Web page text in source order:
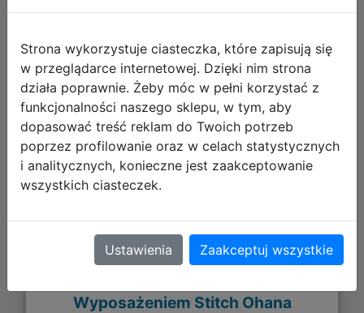
DO KOSZYKA
Galeria zdjęć
Wyposażeniem Stitch Ohana
Strona wykorzystuje ciasteczka, które zapisują się
w przeglądarce internetowej. Dzięki nim strona
działa poprawnie. Żeby móc w pełni korzystać z
funkcjonalności naszego sklepu, w tym, aby
dopasować treść reklam do Twoich potrzeb
poprzez profilowanie oraz w celach statystycznych
i analitycznych, konieczne jest zaakceptowanie
wszystkich ciasteczek.
Ustawienia Zaakceptuj wszystkie